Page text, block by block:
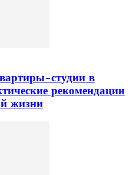
студии в
рекомендации
жизни